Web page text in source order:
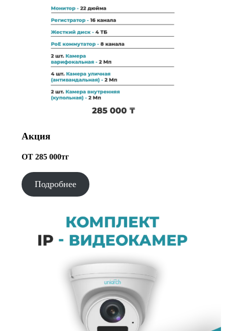
Акция
ОТ 285 000тг
Подробнее